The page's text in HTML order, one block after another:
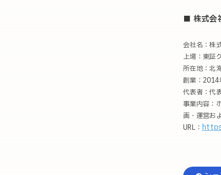
■ 株式会
会社名：株
上場：東証
所在地：北
創業：2014
代表者：代
事業内容：
画・運営お
URL：